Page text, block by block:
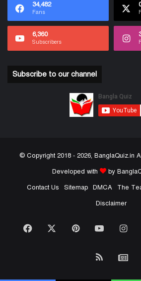
34,482
Fans
6,360
Subscribers
Subscribe to our channel
© Copyright 2018 - 2026, BanglaQuiz.in
Developed with
by
Contact Us
Sitemap DMCA The
Disclaimer
Facebook PinterestYouTube
RSS